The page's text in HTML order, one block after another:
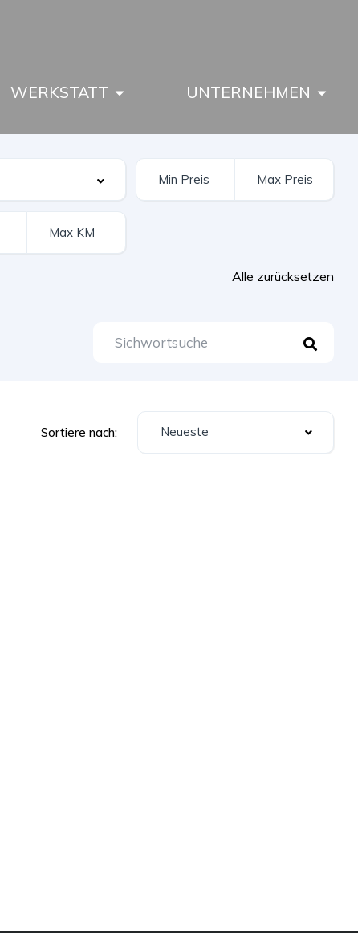
WERKSTATT UNTERNEHMEN
Alle zurücksetzen
Sortiere nach: Neueste